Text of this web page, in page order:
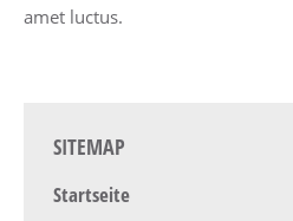
amet luctus.
SITEMAP
Startseite